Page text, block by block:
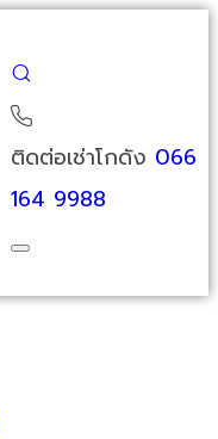
ติดต่อเช่าโกดัง 066
164 9988